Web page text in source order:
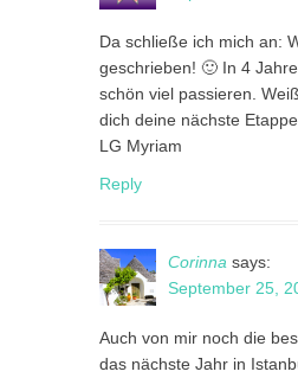
Da schließe ich mich an:
geschrieben! 🙂 In 4
schön viel passieren.
dich deine nächste
LG Myriam
Reply
Corinna says:
September 25,
Auch von mir noch die
das nächste Jahr in